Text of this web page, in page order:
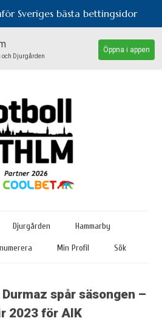
Sveriges bästa bettingsidor
och Djurgården
Öppna i appen
Djurgården Hammarby
Min Profil Sök
spår säsongen –
2023 för AIK